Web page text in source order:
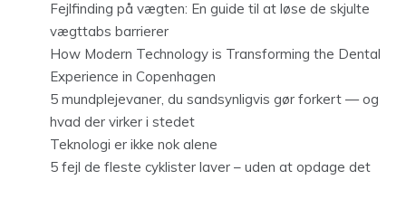
Fejlfinding på vægten: En guide til at løse de skjulte
vægttabs barrierer
How Modern Technology is Transforming the Dental
Experience in Copenhagen
5 mundplejevaner, du sandsynligvis gør forkert — og
hvad der virker i stedet
Teknologi er ikke nok alene
5 fejl de fleste cyklister laver – uden at opdage det